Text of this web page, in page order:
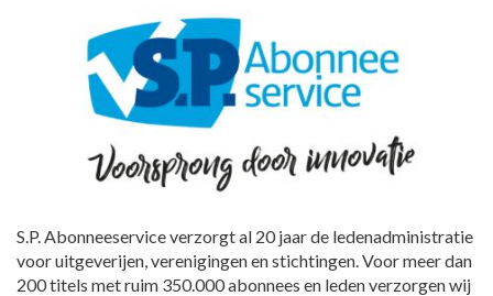
S.P. Abonneeservice verzorgt al 20 jaar de ledenadministratie
voor uitgeverijen, verenigingen en stichtingen. Voor meer dan
200 titels met ruim 350.000 abonnees en leden verzorgen wij